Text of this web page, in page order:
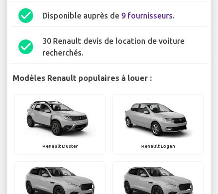
check_circle Disponible auprès de 9 fournisseurs.
check_circle
30 Renault devis de location de voiture
recherchés.
Modèles Renault populaires à louer :
Renault Duster Renault Logan